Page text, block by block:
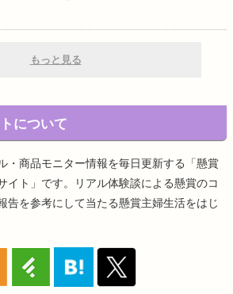
もっと見る
について
・商品モニター情報を毎日更新する「懸賞
イト」です。リアル体験談による懸賞のコ
告を参考にして当たる懸賞主婦生活をはじ